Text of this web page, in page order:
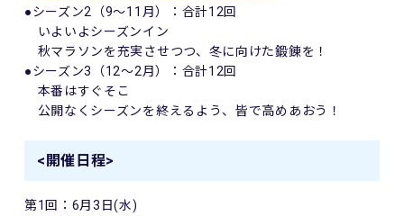
●シーズン2（9～11月）：合計12回
いよいよシーズンイン
秋マラソンを充実させつつ、冬に向けた鍛錬を！
●シーズン3（12～2月）：合計12回
本番はすぐそこ
公開なくシーズンを終えるよう、皆で高めあおう！
<開催日程>
第1回：6月3日(水)